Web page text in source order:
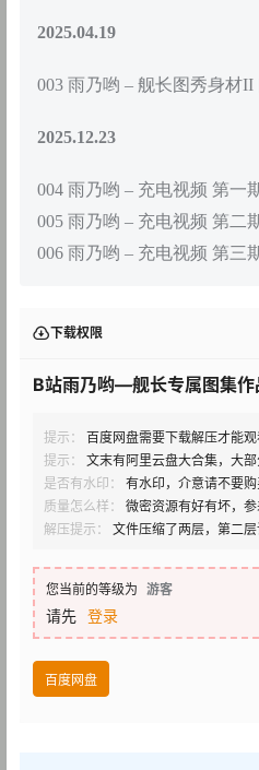
2025.04.19
003 雨乃哟 – 舰长图秀身材II
2025.12.23
004 雨乃哟 – 充电视频 第一
005 雨乃哟 – 充电视频 第二
006 雨乃哟 – 充电视频 第三
下载权限
B站雨乃哟—舰长专属图集作
提示：
百度网盘需要下载解压才能
提示：
文末有阿里云盘大合集，大
是否有水印：
有水印，介意请不要
质量怎么样：
微密资源有好有坏，
解压提示：
文件压缩了两层，第二
您当前的等级为 游客
请先 登录
百度网盘